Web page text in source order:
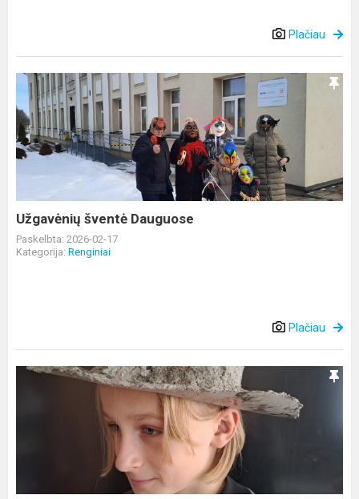
Plačiau
Užgavėnių
šventė
Dauguose
Užgavėnių šventė Dauguose
Paskelbta: 2026-02-17
Kategorija: Renginiai
Plačiau
Kviečiame